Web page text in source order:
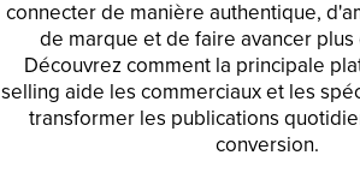
connecter de manière authentique,
de marque et de faire avancer plus
Découvrez comment la principale
selling aide les commerciaux et les
transformer les publications
conversion.